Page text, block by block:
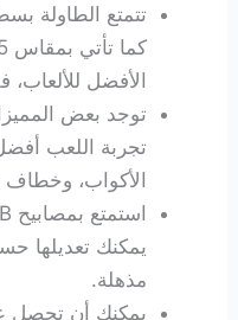
تتمتع الطاولة
الأفضل
توجد بعض
تجربة اللعب
الأكواب،
يمكنك تعديلها
مذهلة.
يمكنك أن تحصل